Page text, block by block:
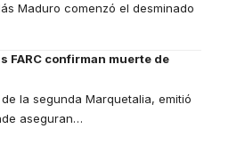
Maduro comenzó el desminado
FARC confirman muerte de
la segunda Marquetalia, emitió
aseguran…